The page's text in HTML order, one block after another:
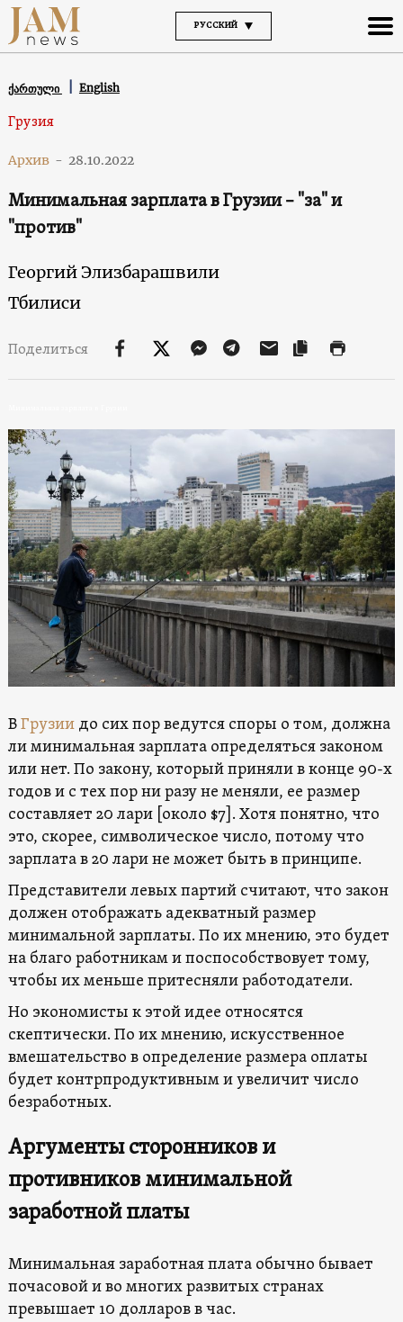
РУССКИЙ
ქართული English
Грузия
Архив - 28.10.2022
Минимальная зарплата в Грузии – "за" и
"против"
Георгий Элизбарашвили
Тбилиси
Поделиться
ВГрузиидо сих пор ведутся споры о том, должна
ли минимальная зарплата определяться законом
или нет. По закону, который приняли в конце 90-х
годов и с тех пор ни разу не меняли, ее размер
составляет 20 лари [около $7]. Хотя понятно, что
это, скорее, символическое число, потому что
зарплата в 20 лари не может быть в принципе.
Представители левых партий считают, что закон
должен отображать адекватный размер
минимальной зарплаты. По их мнению, это будет
на благо работникам и поспособствовует тому,
чтобы их меньше притесняли работодатели.
Но экономисты к этой идее относятся
скептически. По их мнению, искусственное
вмешательство в определение размера оплаты
будет контрпродуктивным и увеличит число
безработных.
Аргументы сторонников и
противников минимальной
заработной платы
Минимальная заработная плата обычно бывает
почасовой и во многих развитых странах
превышает 10 долларов в час.